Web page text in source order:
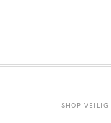
SHOP VEILIG